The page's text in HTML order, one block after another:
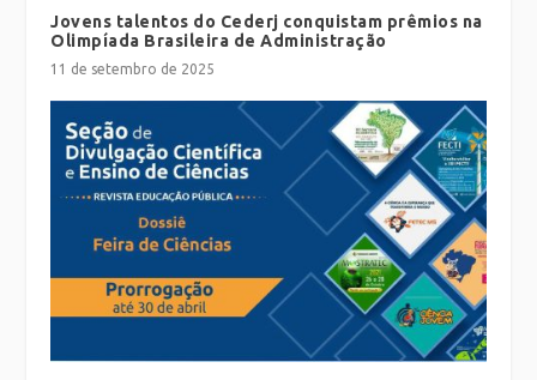
Jovens talentos do Cederj conquistam prêmios na
Olimpíada Brasileira de Administração
11 de setembro de 2025